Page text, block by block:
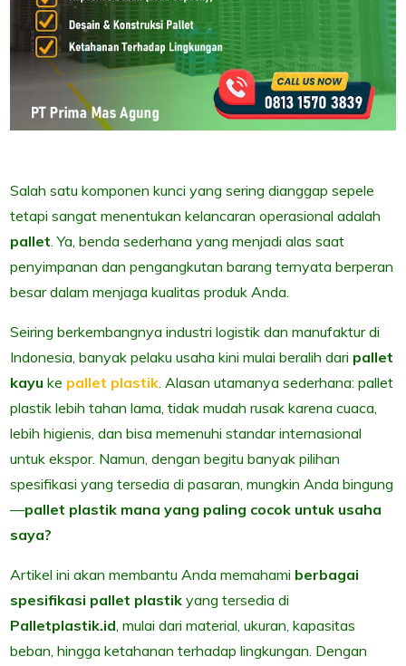
Salah satu komponen kunci yang sering dianggap sepele
tetapi sangat menentukan kelancaran operasional adalah
pallet. Ya, benda sederhana yang menjadi alas saat
penyimpanan dan pengangkutan barang ternyata berperan
besar dalam menjaga kualitas produk Anda.
Seiring berkembangnya industri logistik dan manufaktur di
Indonesia, banyak pelaku usaha kini mulai beralih dari pallet
kayu ke pallet plastik. Alasan utamanya sederhana: pallet
plastik lebih tahan lama, tidak mudah rusak karena cuaca,
lebih higienis, dan bisa memenuhi standar internasional
untuk ekspor. Namun, dengan begitu banyak pilihan
spesifikasi yang tersedia di pasaran, mungkin Anda bingung
—pallet plastik mana yang paling cocok untuk usaha
saya?
Artikel ini akan membantu Anda memahami berbagai
spesifikasi pallet plastik yang tersedia di
Palletplastik.id, mulai dari material, ukuran, kapasitas
beban, hingga ketahanan terhadap lingkungan. Dengan